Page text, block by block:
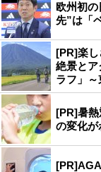
欧州初
先”は「
[PR]楽し
絶景とア
ラフ」
[PR]暑熱
の変化が